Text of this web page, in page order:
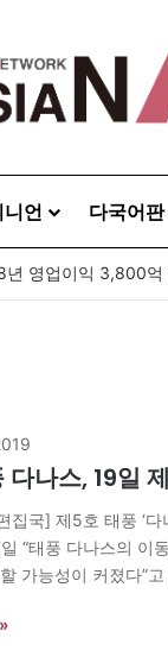
니언 다국어판
영업이익 3,800억
나스, 19일
집국] 제5호 태풍 ‘
“태풍 다나스의 이
가능성이 커졌다”